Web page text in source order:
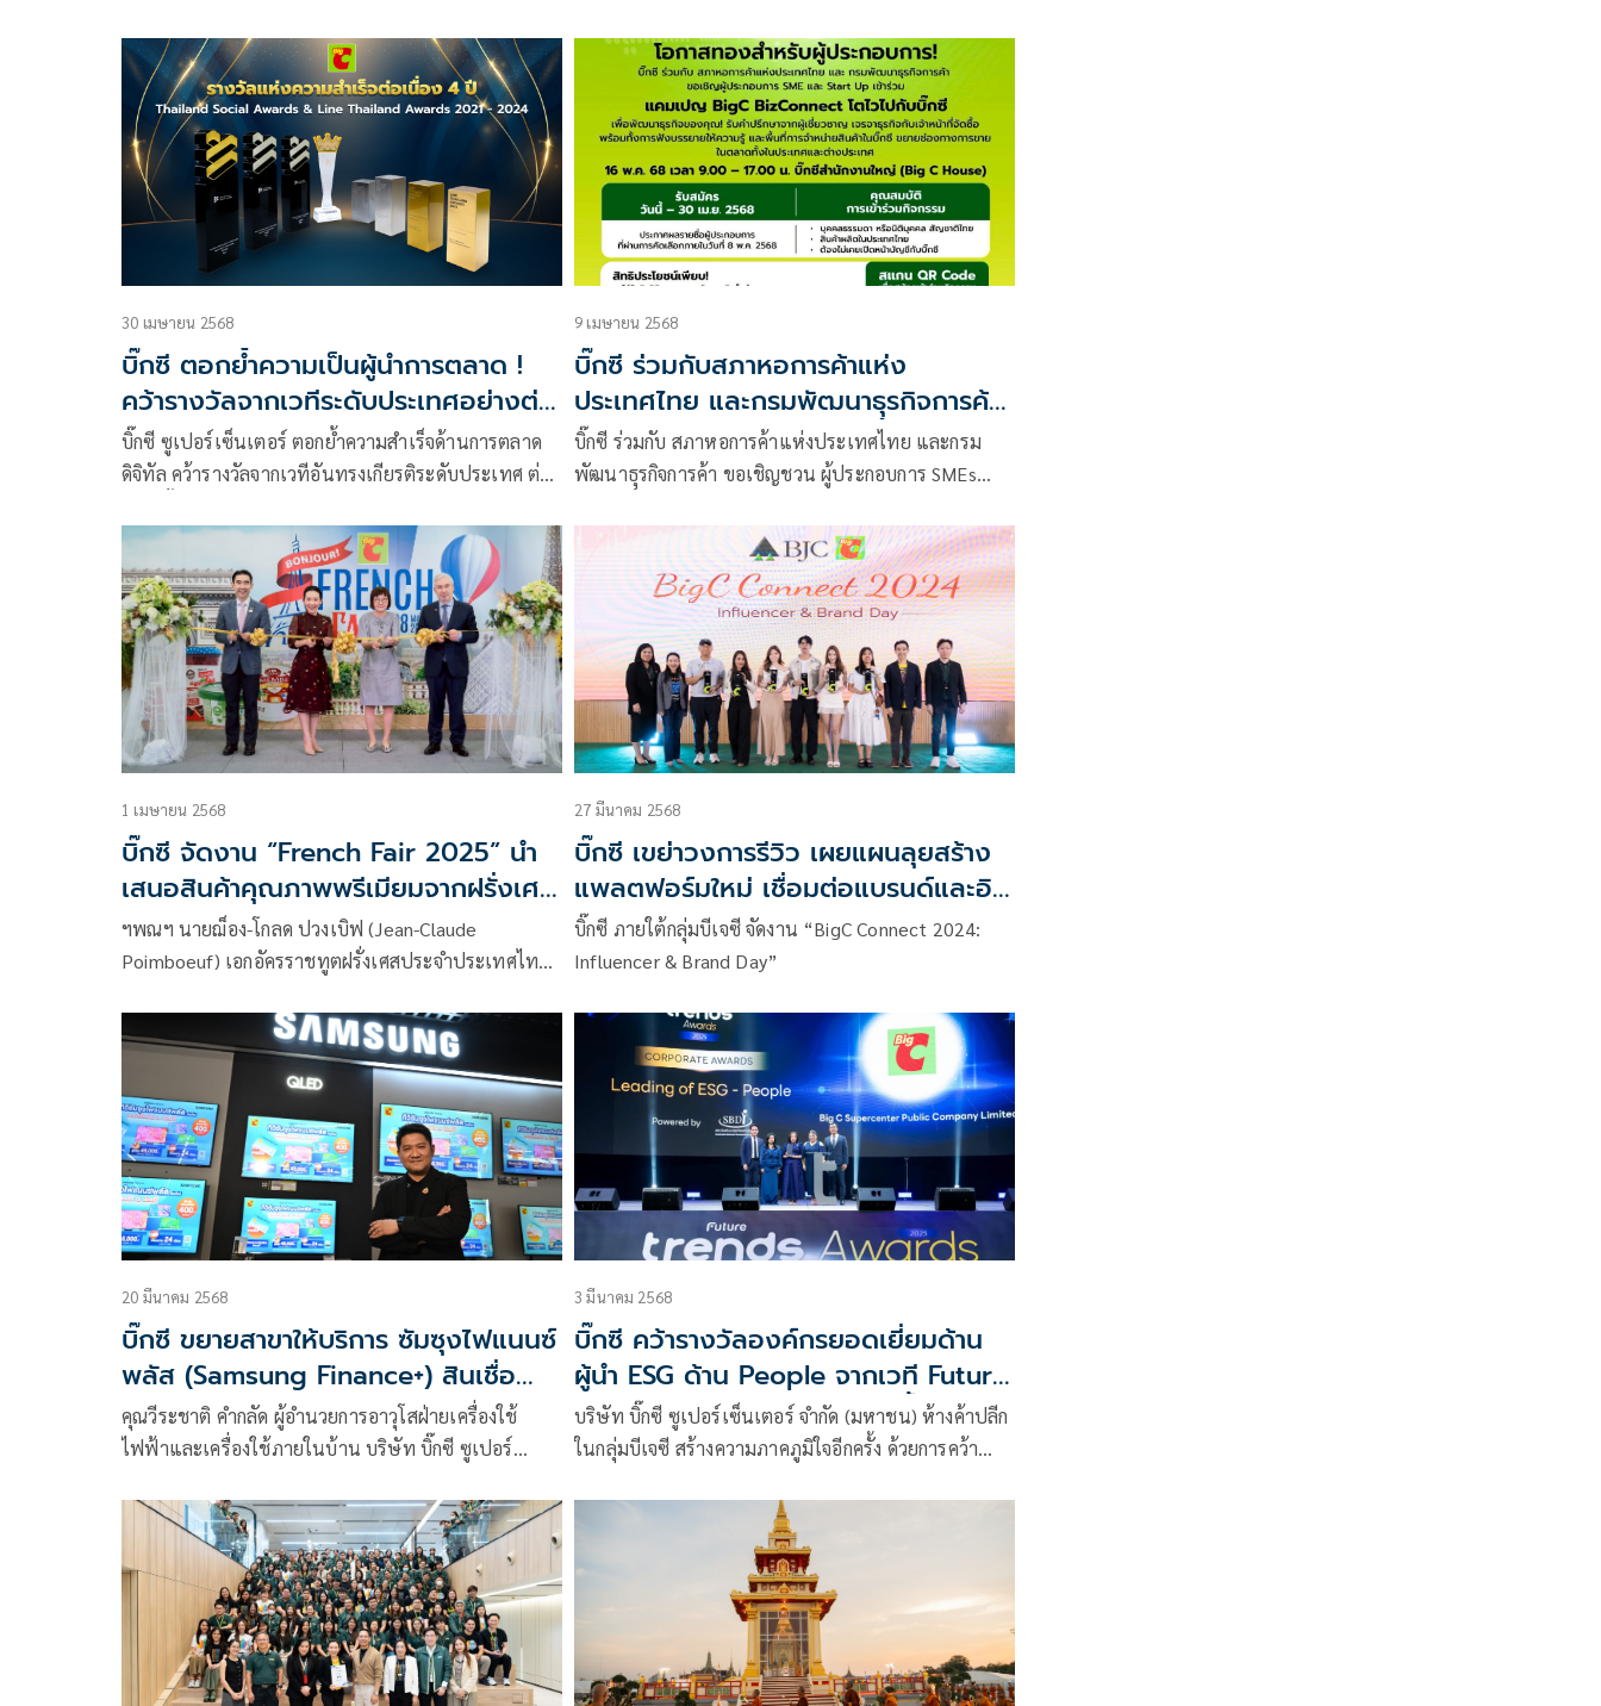
30 เมษายน 2568
บิ๊กซี ตอกย้ำความเป็นผู้นำการตลาด !
คว้ารางวัลจากเวทีระดับประเทศอย่างต่อ
เนื่อง 4 ปี เดินหน้าสร้างปรากฏการณ์
ใหม่ในใจนักช้อป
บิ๊กซี ซูเปอร์เซ็นเตอร์ ตอกย้ำความสำเร็จด้านการตลาด
ดิจิทัล คว้ารางวัลจากเวทีอันทรงเกียรติระดับประเทศ ต่อ
9 เมษายน 2568
บิ๊กซี ร่วมกับสภาหอการค้าแห่ง
ประเทศไทย และกรมพัฒนาธุุรกิจการค้า
ขอเชิญชวนผู้ประกอบการ ร่วมกิจกรรม
'โตไวไปกับบิ๊กซี BigC BizConnect'
มากมายในงาน
บิ๊กซี ร่วมกับ สภาหอการค้าแห่งประเทศไทย และกรม
พัฒนาธุุรกิจการค้า ขอเชิญชวน ผู้ประกอบการ SMEs
กับบิ๊กซี BigC BizConnect”
1 เมษายน 2568
บิ๊กซี จัดงาน “French Fair 2025” นำ
เสนอสินค้าคุณภาพพรีเมียมจากฝรั่งเศส
กว่า 200 รายการ ลดสูงสุดกว่า 30%
ฯพณฯ นายฌ็อง-โกลด ปวงเบิฟ (Jean-Claude
Poimboeuf) เอกอัครราชทูตฝรั่งเศสประจำประเทศไทย
เทศกาลสินค้าและอาหารระดับพรีเมียมจากประเทศ
ฝรั่งเศส โดยมี นายอัศวิน – นางฐาปณี เตชะเจริญวิกุล
ประธานเจ้าหน้าที่บริหารและกรรมการผู้จัดการใหญ่
27 มีนาคม 2568
บิ๊กซี เขย่าวงการรีวิว เผยแผนลุยสร้าง
แพลตฟอร์มใหม่ เชื่อมต่อแบรนด์และอิน
ฟลูเอนเซอร์ หวังยกระดับคอนเทนต์ครี
เอเตอร์ สู่ครีเอเตอร์คอมเมิร์ซ
บิ๊กซี ภายใต้กลุ่มบีเจซี จัดงาน “BigC Connect 2024:
Influencer & Brand Day”
20 มีนาคม 2568
บิ๊กซี ขยายสาขาให้บริการ ซัมซุงไฟแนนซ์
พลัส (Samsung Finance+) สินเชื่อ
ผ่อนชำระสมาร์ททีวีซัมซุง
คุณวีระชาติ คำกลัด ผู้อำนวยการอาวุโสฝ่ายเครื่องใช้
ไฟฟ้าและเครื่องใช้ภายในบ้าน บริษัท บิ๊กซี ซูเปอร์
ไฟแนนซ์พลัส
3 มีนาคม 2568
บิ๊กซี คว้ารางวัลองค์กรยอดเยี่ยมด้าน
ผู้นำ ESG ด้าน People จากเวที Future
Trends Awards 2025 ตอกย้ำความ
เป็นองค์กรต้นแบบด้านการบริหาร
บริษัท บิ๊กซี ซูเปอร์เซ็นเตอร์ จำกัด (มหาชน) ห้างค้าปลีก
ในกลุ่มบีเจซี สร้างความภาคภูมิใจอีกครั้ง ด้วยการคว้า